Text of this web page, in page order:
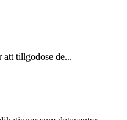
tillgodose de...